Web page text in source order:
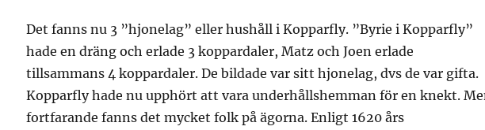
Det fanns nu 3 ”hjonelag” eller hushåll i Kopparfly. ”Byrie i Kopparfly”
hade en dräng och erlade 3 koppardaler, Matz och Joen erlade
tillsammans 4 koppardaler. De bildade var sitt hjonelag, dvs de var gifta.
Kopparfly hade nu upphört att vara underhållshemman för en knekt.
fortfarande fanns det mycket folk på ägorna. Enligt 1620 års